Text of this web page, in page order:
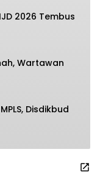
2026 Tembus
Wartawan